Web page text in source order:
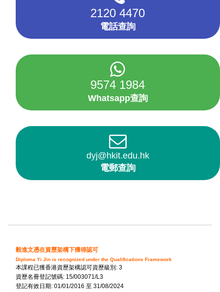
2120 4470
電話查詢
9574 1984
Whatsapp查詢
dyj@hkit.edu.hk
電郵查詢
毅進文憑在資歷架構下獲得認可
Diploma Yi Jin is recognized under the Qualifications Framework
本課程已獲香港資歷架構認可資歷級別: 3
資歷名冊登記號碼: 15/003071/L3
登記有效日期: 01/01/2016 至 31/08/2024